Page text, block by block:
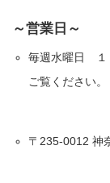
～営業日～
毎週水曜日 １
ご覧ください。
〒235-0012 神